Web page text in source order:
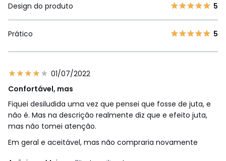
Design do produto 5
Prático 5
01/07/2022
Confortável, mas
Fiquei desiludida uma vez que pensei que fosse de juta, e
não é. Mas na descrição realmente diz que e efeito juta,
mas não tomei atenção.
Em geral e aceitável, mas não compraria novamente